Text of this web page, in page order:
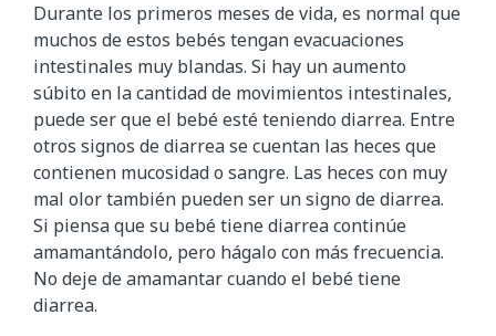
Durante los primeros meses de vida, es normal que
muchos de estos bebés tengan evacuaciones
intestinales muy blandas. Si hay un aumento
súbito en la cantidad de movimientos intestinales,
puede ser que el bebé esté teniendo diarrea. Entre
otros signos de diarrea se cuentan las heces que
contienen mucosidad o sangre. Las heces con muy
mal olor también pueden ser un signo de diarrea.
Si piensa que su bebé tiene diarrea continúe
amamantándolo, pero hágalo con más frecuencia.
No deje de amamantar cuando el bebé tiene
diarrea.